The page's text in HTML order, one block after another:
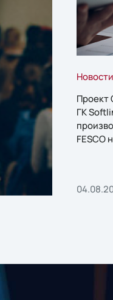
Новости
Проект
ГК
FESCO